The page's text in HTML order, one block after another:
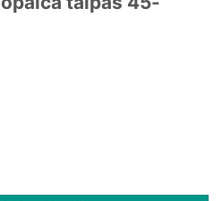
45-55x0,7mm 30db mennyiség